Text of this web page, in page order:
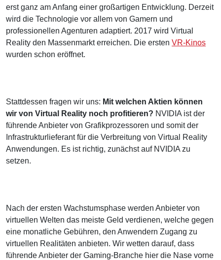
erst ganz am Anfang einer großartigen Entwicklung. Derzeit
wird die Technologie vor allem von Gamern und
professionellen Agenturen adaptiert. 2017 wird Virtual
Reality den Massenmarkt erreichen. Die ersten VR-Kinos
wurden schon eröffnet.
Stattdessen fragen wir uns: Mit welchen Aktien können
wir von Virtual Reality noch profitieren? NVIDIA ist der
führende Anbieter von Grafikprozessoren und somit der
Infrastrukturlieferant für die Verbreitung von Virtual Reality
Anwendungen. Es ist richtig, zunächst auf NVIDIA zu
setzen.
Nach der ersten Wachstumsphase werden Anbieter von
virtuellen Welten das meiste Geld verdienen, welche gegen
eine monatliche Gebühren, den Anwendern Zugang zu
virtuellen Realitäten anbieten. Wir wetten darauf, dass
führende Anbieter der Gaming-Branche hier die Nase vorne